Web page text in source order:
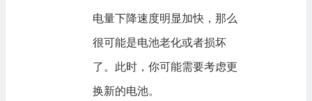
电量下降速度明显加快，那么
很可能是电池老化或者损坏
了。此时，你可能需要考虑更
换新的电池。